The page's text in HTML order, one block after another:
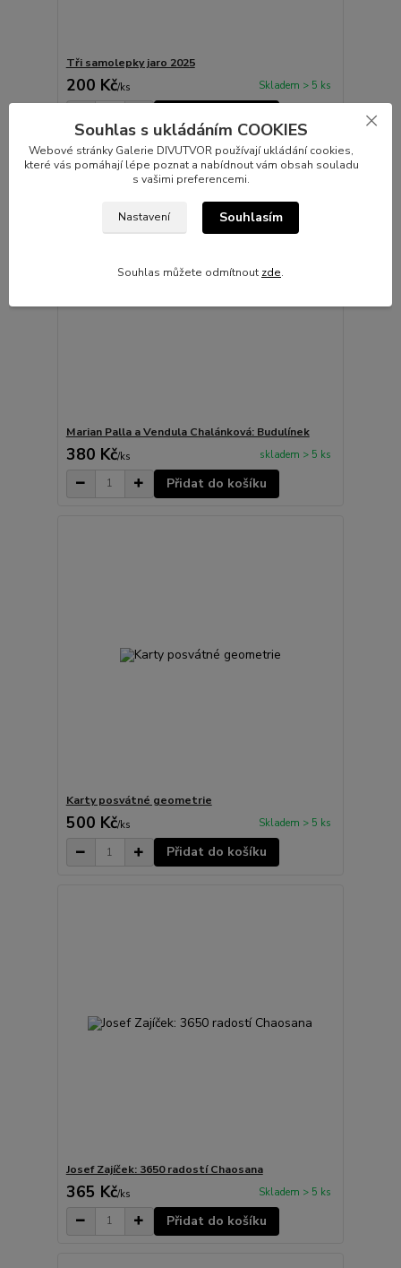
Tři samolepky jaro 2025
200 Kč/ks Skladem > 5 ks
Marian Palla a Vendula Chalánková: Budulínek
380 Kč/ks skladem > 5 ks
Přidat do košíku
Karty posvátné geometrie
500 Kč/ks Skladem > 5 ks
Přidat do košíku
Josef Zajíček: 3650 radostí Chaosana
365 Kč/ks Skladem > 5 ks
Přidat do košíku
Souhlas s ukládáním COOKIES
Webové stránky Galerie DIVUTVOR používají ukládání cookies,
které vás pomáhají lépe poznat a nabídnout vám obsah souladu
s vašimi preferencemi.
Nastavení Souhlasím
Souhlas můžete odmítnout zde.